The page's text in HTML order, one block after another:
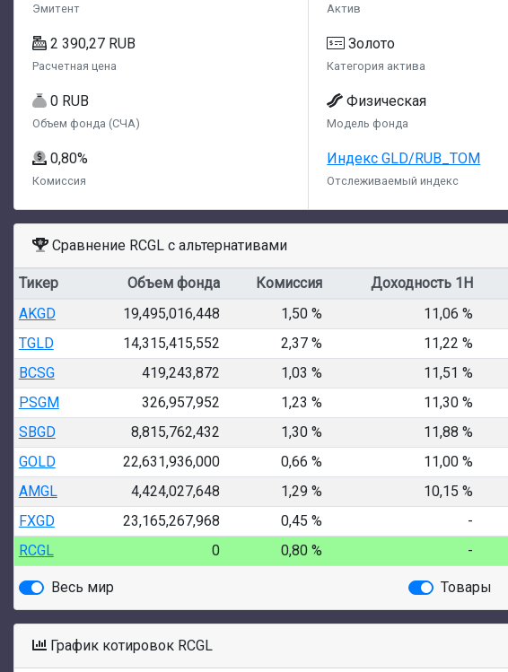
Эмитент
2 390,27 RUB
Расчетная цена
0 RUB
Объем фонда (СЧА)
0,80%
Комиссия
Актив
Золото
Категория актива
Физическая
Модель фонда
Индекс GLD/RUB_TOM
Отслеживаемый индекс
Сравнение RCGL с альтернативами
Тикер Объем фонда Комиссия Доходность 1Н
AKGD
19,495,016,448 1,50 % 11,06 %
TGLD
14,315,415,552 2,37 % 11,22 %
BCSG
419,243,872 1,03 % 11,51 %
PSGM
326,957,952 1,23 % 11,30 %
SBGD
8,815,762,432 1,30 % 11,88 %
GOLD
22,631,936,000 0,66 % 11,00 %
AMGL
4,424,027,648 1,29 % 10,15 %
FXGD
23,165,267,968 0,45 % -
RCGL
0 0,80 % -
Весь мир Товары
График котировок RCGL